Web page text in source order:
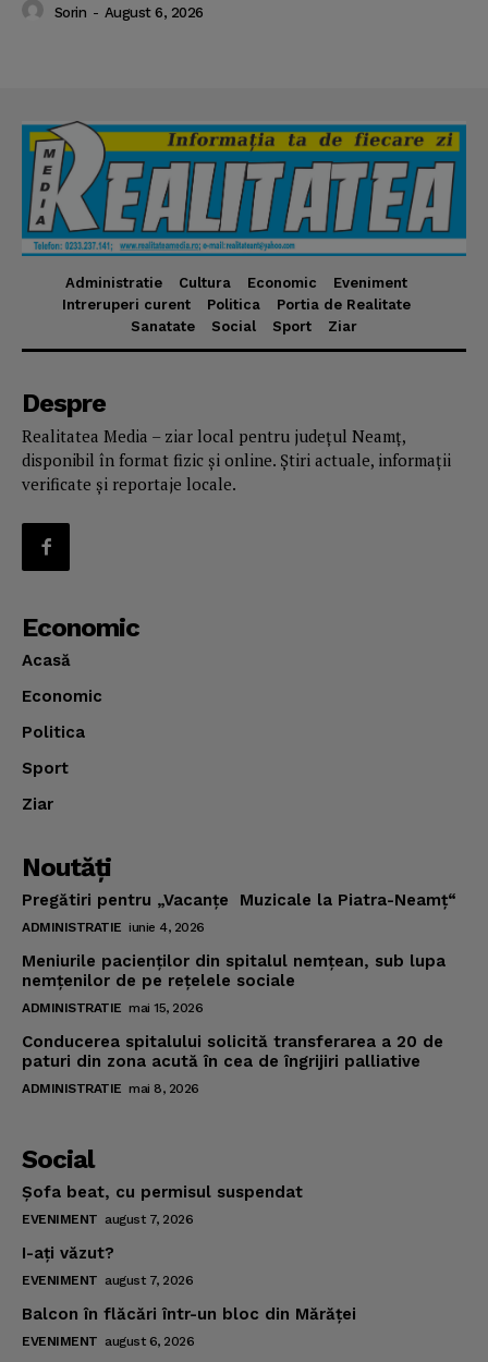
Sorin - August 6, 2026
Administratie Cultura Economic
Eveniment
Intreruperi curent
Politica
Portia de Realitate
Sanatate
Social Sport Ziar
Despre
Realitatea Media – ziar local pentru județul Neamț,
disponibil în format fizic și online. Știri actuale, informații
verificate și reportaje locale.
Economic
Acasă
Economic
Politica
Sport
Ziar
Noutăţi
Pregătiri pentru „Vacanţe Muzicale la Piatra-Neamţ“
ADMINISTRATIE iunie 4, 2026
Meniurile pacienţilor din spitalul nemţean, sub lupa
nemţenilor de pe reţelele sociale
ADMINISTRATIE mai 15, 2026
Conducerea spitalului solicită transferarea a 20 de
paturi din zona acută în cea de îngrijiri palliative
ADMINISTRATIE mai 8, 2026
Social
Şofa beat, cu permisul suspendat
EVENIMENT august 7, 2026
I-aţi văzut?
EVENIMENT august 7, 2026
Balcon în flăcări într-un bloc din Mărăţei
EVENIMENT august 6, 2026